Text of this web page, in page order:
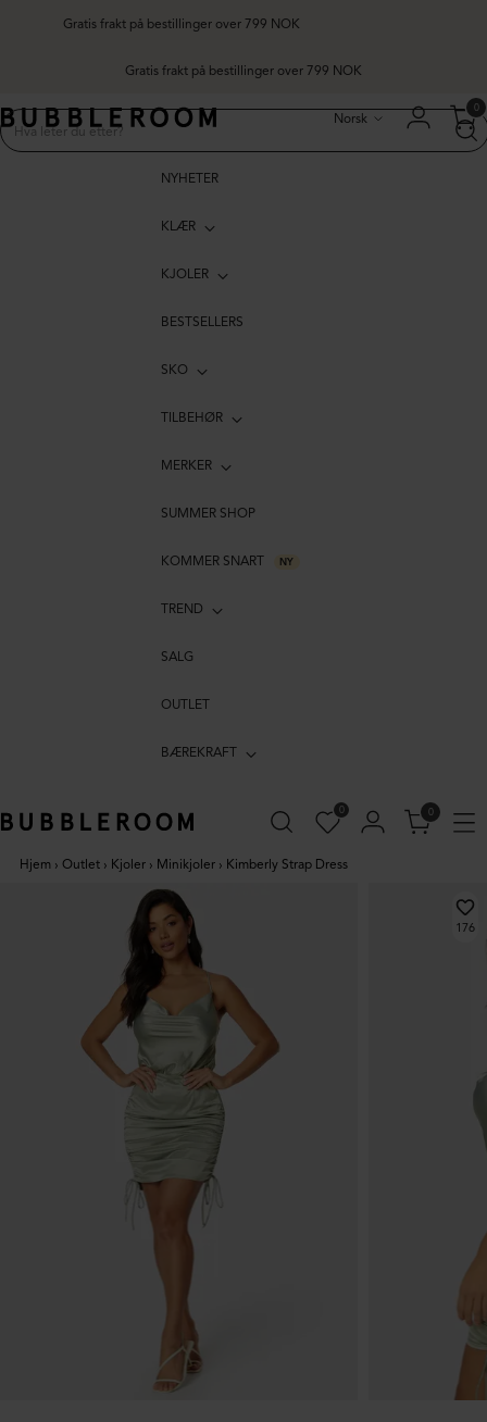
Gratis frakt på bestillinger over 799 NOK
på bestillinger over 799 NOK
Norsk
0
NYHETER
KLÆR
KJOLER
BESTSELLERS
SKO
TILBEHØR
MERKER
SUMMER SHOP
KOMMER SNART NY
TREND
SALG
OUTLET
BÆREKRAFT
0 0
Hjem › Outlet › Kjoler › Minikjoler › Kimberly Strap Dress
176